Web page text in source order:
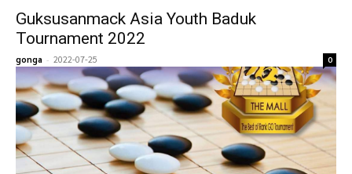
Guksusanmack Asia Youth Baduk
Tournament 2022
gonga - 2022-07-25 0